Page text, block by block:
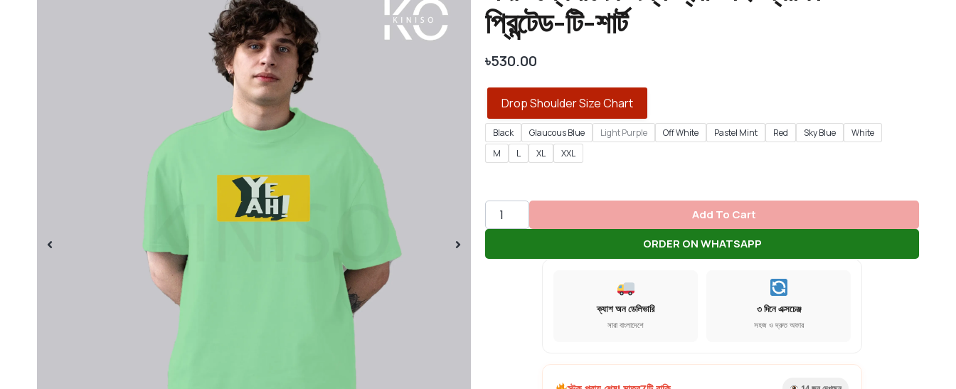
প্রিন্টেড-টি-শার্ট
৳530.00
Drop Shoulder Size Chart
Black Glaucous Blue Light Purple Off White Pastel Mint Red Sky Blue
White
M
L XL XXL
Add To Cart
ORDER ON WHATSAPP
ক্যাশ অন ডেলিভারি
সারা বাংলাদেশে
৩ দিনে এক্সচেঞ্জ
সহজ ও দ্রুত অফার